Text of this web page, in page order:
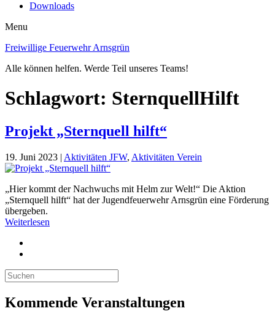
Downloads
Menu
Freiwillige Feuerwehr Arnsgrün
Alle können helfen. Werde Teil unseres Teams!
Schlagwort: SternquellHilft
Projekt „Sternquell hilft“
19. Juni 2023 | Aktivitäten JFW, Aktivitäten Verein
„Hier kommt der Nachwuchs mit Helm zur Welt!“ Die Aktion
„Sternquell hilft“ hat der Jugendfeuerwehr Arnsgrün eine Förderung
übergeben.
Weiterlesen
Kommende Veranstaltungen